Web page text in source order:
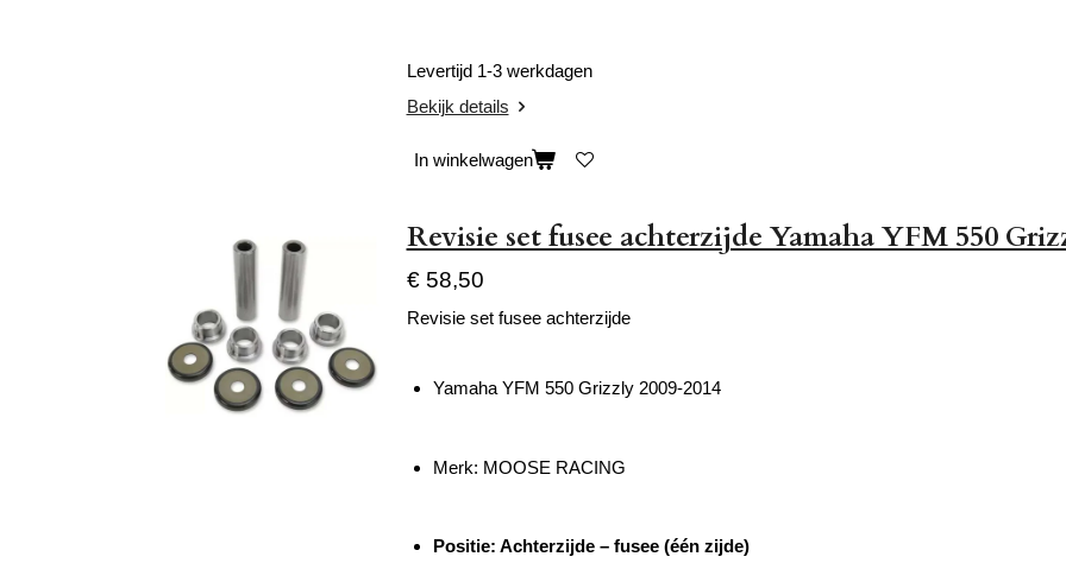
Levertijd 1-3 werkdagen
Bekijk details
In winkelwagen
Revisie set fusee achterzijde Yamaha YFM 550
€ 58,50
Revisie set fusee achterzijde
Yamaha YFM 550 Grizzly 2009-2014
Merk: MOOSE RACING
Positie: Achterzijde – fusee (één zijde)